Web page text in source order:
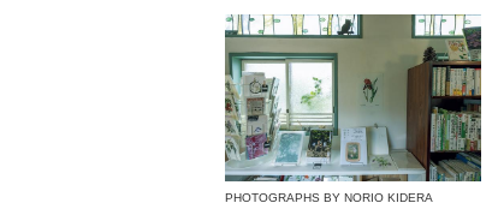
PHOTOGRAPHS BY NORIO KIDERA